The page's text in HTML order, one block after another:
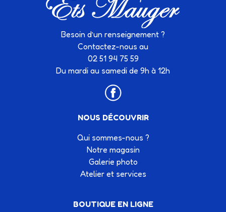
Besoin d’un renseignement ?
Contactez-nous au
02 51 94 75 59
Du mardi au samedi de 9h à 12h
NOUS DÉCOUVRIR
Qui sommes-nous ?
Notre magasin
Galerie photo
Atelier et services
BOUTIQUE EN LIGNE